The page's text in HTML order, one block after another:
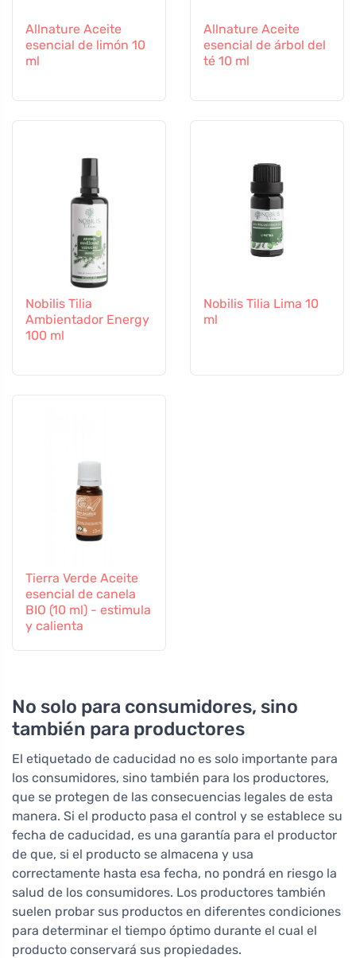
Allnature Aceite
esencial de limón 10
ml
Allnature Aceite
esencial de árbol del
té 10 ml
Nobilis Tilia
Ambientador Energy
100 ml
Nobilis Tilia Lima 10
ml
Tierra Verde Aceite
esencial de canela
BIO (10 ml) - estimula
y calienta
No solo para consumidores, sino
también para productores
El etiquetado de caducidad no es solo importante para
los consumidores, sino también para los productores,
que se protegen de las consecuencias legales de esta
manera. Si el producto pasa el control y se establece su
fecha de caducidad, es una garantía para el productor
de que, si el producto se almacena y usa
correctamente hasta esa fecha, no pondrá en riesgo la
salud de los consumidores. Los productores también
suelen probar sus productos en diferentes condiciones
para determinar el tiempo óptimo durante el cual el
producto conservará sus propiedades.